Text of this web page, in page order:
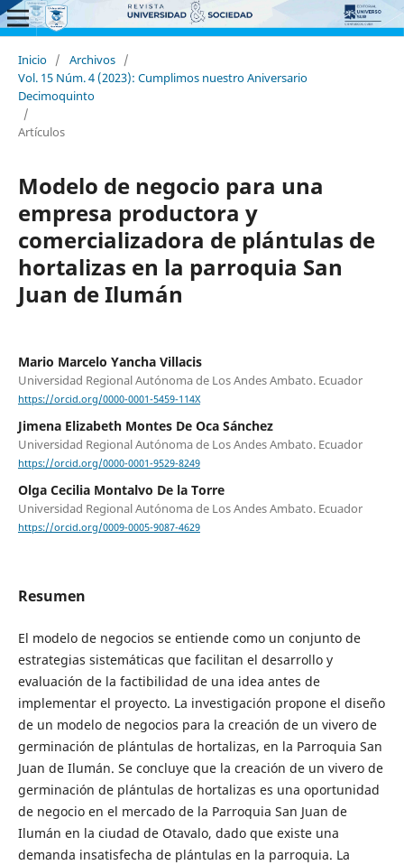
Inicio / Archivos /
Vol. 15 Núm. 4 (2023): Cumplimos nuestro Aniversario
Decimoquinto
/
Artículos
Modelo de negocio para una
empresa productora y
comercializadora de plántulas de
hortalizas en la parroquia San
Juan de Ilumán
Mario Marcelo Yancha Villacis
Universidad Regional Autónoma de Los Andes Ambato. Ecuador
https://orcid.org/0000-0001-5459-114X
Jimena Elizabeth Montes De Oca Sánchez
Universidad Regional Autónoma de Los Andes Ambato. Ecuador
https://orcid.org/0000-0001-9529-8249
Olga Cecilia Montalvo De la Torre
Universidad Regional Autónoma de Los Andes Ambato. Ecuador
https://orcid.org/0009-0005-9087-4629
Resumen
El modelo de negocios se entiende como un conjunto de
estrategias sistemáticas que facilitan el desarrollo y
evaluación de la factibilidad de una idea antes de
implementar el proyecto. La investigación propone el diseño
de un modelo de negocios para la creación de un vivero de
germinación de plántulas de hortalizas, en la Parroquia San
Juan de Ilumán. Se concluye que la creación de un vivero de
germinación de plántulas de hortalizas es una oportunidad
de negocio en el mercado de la Parroquia San Juan de
Ilumán en la ciudad de Otavalo, dado que existe una
demanda insatisfecha de plántulas en la parroquia. La